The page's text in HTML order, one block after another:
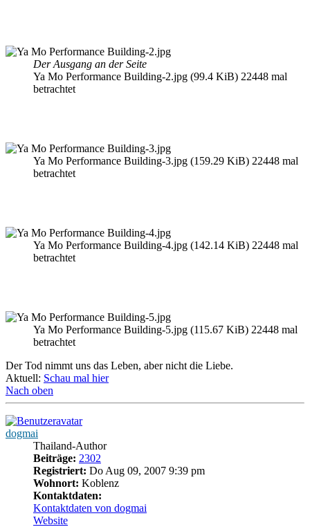
Der Ausgang an der Seite
Ya Mo Performance Building-2.jpg (99.4 KiB) 22448 mal
betrachtet
Ya Mo Performance Building-3.jpg (159.29 KiB) 22448 mal
betrachtet
Ya Mo Performance Building-4.jpg (142.14 KiB) 22448 mal
betrachtet
Ya Mo Performance Building-5.jpg (115.67 KiB) 22448 mal
betrachtet
Der Tod nimmt uns das Leben, aber nicht die Liebe.
Aktuell: Schau mal hier
Nach oben
dogmai
Thailand-Author
Beiträge: 2302
Registriert: Do Aug 09, 2007 9:39 pm
Wohnort: Koblenz
Kontaktdaten:
Kontaktdaten von dogmai
Website